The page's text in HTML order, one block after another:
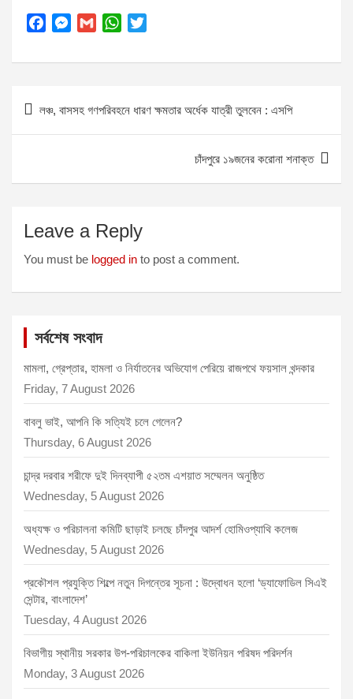
c
o
o
M
s
n
g
G
a
W
a
A
p
i
e
r
Post
navigation
লঞ্চ, বাসসহ গণপরিবহনে ধারণ ক্ষমতার অর্ধেক যাত্রী তুলবেন : এসপি
চাঁদপুরে ১৯জনের করোনা শনাক্ত
Leave a Reply
You must be logged in to post a comment.
সর্বশেষ সংবাদ
মামলা, গ্রেপ্তার, হামলা ও নির্যাতনের অভিযোগ পেরিয়ে রাজপথে ফয়সাল খন্দকার
Friday, 7 August 2026
বাবলু ভাই, আপনি কি সত্যিই চলে গেলেন?
Thursday, 6 August 2026
চান্দ্র দরবার শরীফে দুই দিনব্যাপী ৫২তম এশয়াত সম্মেলন অনুষ্ঠিত
Wednesday, 5 August 2026
অধ্যক্ষ ও পরিচালনা কমিটি ছাড়াই চলছে চাঁদপুর আদর্শ হোমিওপ্যাথি কলেজ
Wednesday, 5 August 2026
প্রকৌশল প্রযুক্তি শিল্পে নতুন দিগন্তের সূচনা : উদ্বোধন হলো ‘ড্যাফোডিল সিএই
সেন্টার, বাংলাদেশ’
Tuesday, 4 August 2026
বিভাগীয় স্থানীয় সরকার উপ-পরিচালকের বাকিলা ইউনিয়ন পরিষদ পরিদর্শন
Monday, 3 August 2026